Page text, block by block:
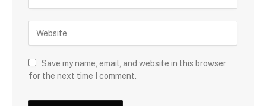
Save my name, email, and website in this browser
for the next time I comment.